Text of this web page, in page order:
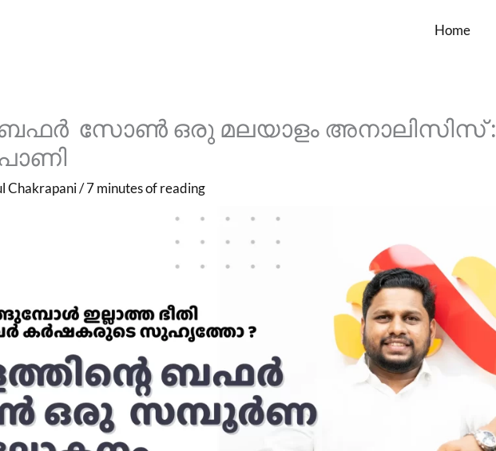
Home
ബഫർ സോൺ ഒരു മലയാളം അനാലിസിസ് :
Chakrapani/7 minutes of reading